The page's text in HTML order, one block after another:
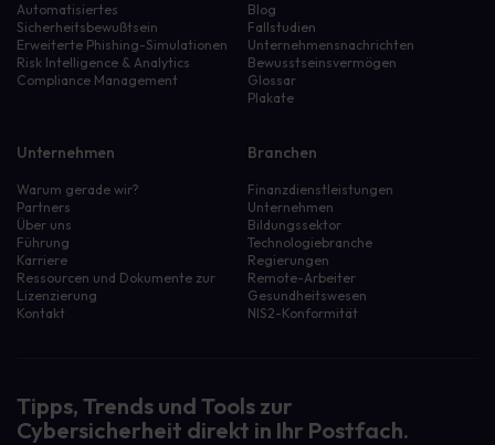
Automatisiertes
Sicherheitsbewußtsein
Erweiterte Phishing-Simulationen
Risk Intelligence & Analytics
Compliance Management
Blog
Fallstudien
Unternehmensnachrichten
Bewusstseinsvermögen
Glossar
Plakate
Unternehmen
Warum gerade wir?
Partners
Über uns
Führung
Karriere
Ressourcen und Dokumente zur
Lizenzierung
Kontakt
Branchen
Finanzdienstleistungen
Unternehmen
Bildungssektor
Technologiebranche
Regierungen
Remote-Arbeiter
Gesundheitswesen
NIS2-Konformität
Tipps, Trends und Tools zur
Cybersicherheit direkt in Ihr Postfach.